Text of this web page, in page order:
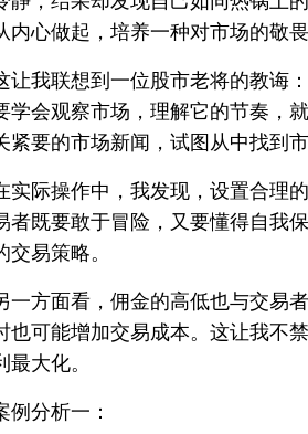
内心做起，培养一种对市场的敬畏
让我联想到一位股市老将的教诲
学会观察市场，理解它的节奏，
紧要的市场新闻，试图从中找到市
实际操作中，我发现，设置合理
者既要敢于冒险，又要懂得自我
交易策略。
一方面看，佣金的高低也与交易
也可能增加交易成本。这让我不
最大化。
例分析一：